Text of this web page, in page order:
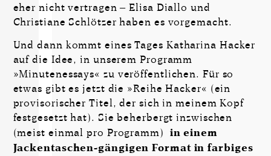
eher nicht vertragen – Elisa Diallo und
Christiane Schlötzer haben es vorgemacht.
Und dann kommt eines Tages Katharina Hacker
auf die Idee, in unserem Programm
»Minutenessays« zu veröffentlichen. Für so
etwas gibt es jetzt die »Reihe Hacker« (ein
provisorischer Titel, der sich in meinem Kopf
festgesetzt hat). Sie beherbergt inzwischen
(meist einmal pro Programm) in einem
Jackentaschen-gängigen Format in farbiges